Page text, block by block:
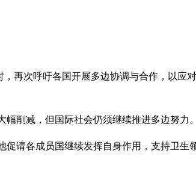
，再次呼吁各国开展多边协调与合作，以
幅削减，但国际社会仍须继续推进多边努力。
请各成员国继续发挥自身作用，支持卫生